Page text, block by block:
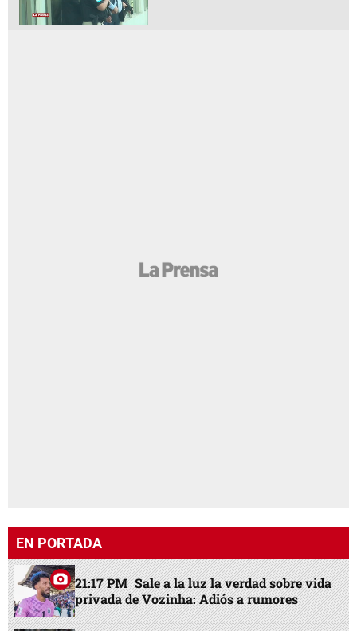
EN PORTADA
21:17 PM Sale a la luz la verdad sobre vida
privada de Vozinha: Adiós a rumores